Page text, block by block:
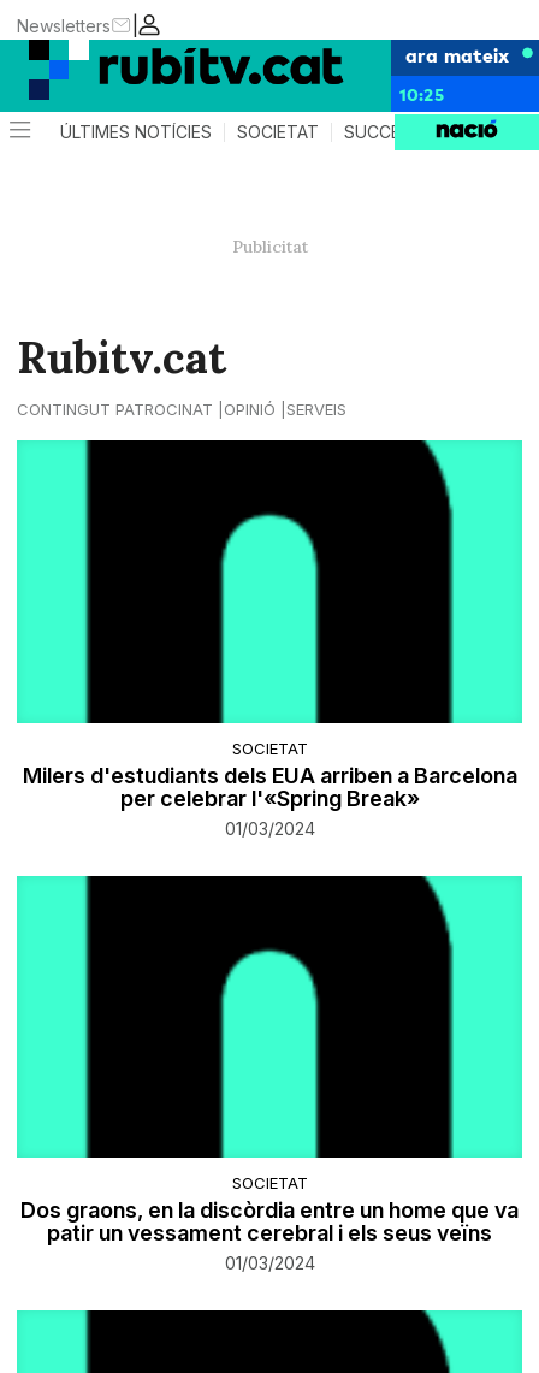
|
Newsletters
ara mateix
10:25
ÚLTIMES NOTÍCIES SOCIETAT SUCCESSOS
Rubitv.cat
CONTINGUT PATROCINAT OPINIÓ SERVEIS
SOCIETAT
Milers d'estudiants dels EUA arriben a Barcelona
per celebrar l'«Spring Break»
01/03/2024
SOCIETAT
Dos graons, en la discòrdia entre un home que va
patir un vessament cerebral i els seus veïns
01/03/2024